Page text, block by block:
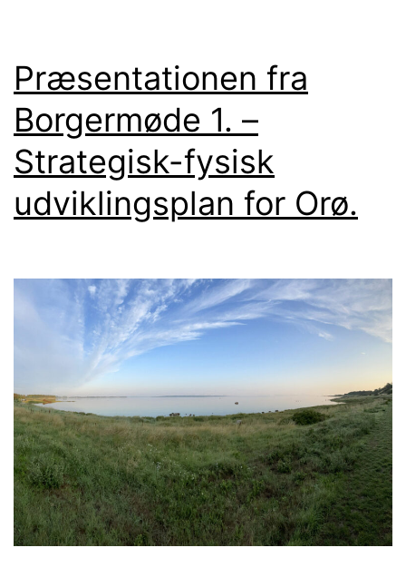
Præsentationen fra
Borgermøde 1. –
Strategisk-fysisk
udviklingsplan for Orø.